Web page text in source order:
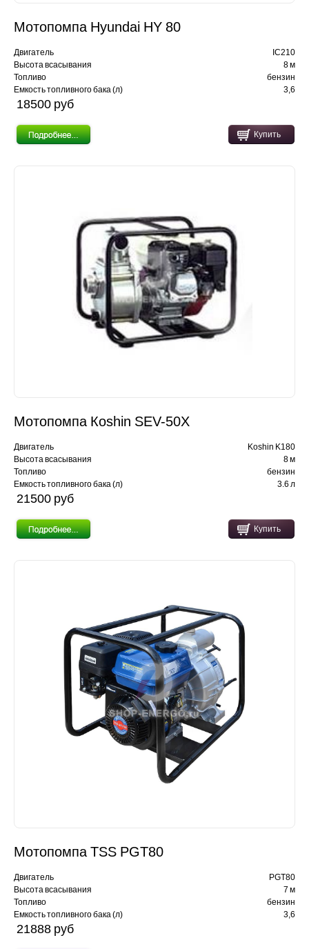
Мотопомпа Hyundai HY 80
Двигатель
IC210
Высота всасывания
8 м
Топливо
бензин
Емкость топливного бака (л)
3,6
18500 pуб
Купить
Мотопомпа Кoshin SEV-50X
Двигатель
Koshin K180
Высота всасывания
8 м
Топливо
бензин
Емкость топливного бака (л)
3.6 л
21500 pуб
Купить
Мотопомпа TSS PGT80
Двигатель
PGT80
Высота всасывания
7 м
Топливо
бензин
Емкость топливного бака (л)
3,6
21888 pуб